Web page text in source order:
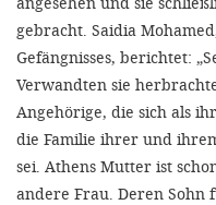
gebracht. Saidia
Gefängnisses, berichtet:
Verwandten sie
Angehörige, die sich als
die Familie ihrer und
sei. Athens Mutter ist
andere Frau. Deren Sohn